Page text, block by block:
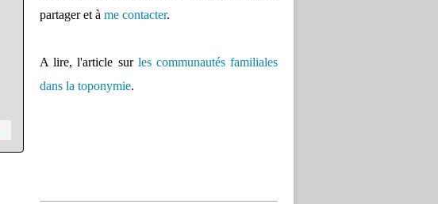
partager et à me contacter.
A lire, l'article sur les communautés familiales
dans la toponymie.